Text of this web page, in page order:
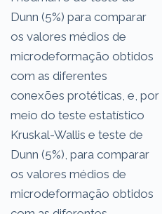
Dunn (5%) para comparar
os valores médios de
microdeformação obtidos
com as diferentes
conexões protéticas, e, por
meio do teste estatístico
Kruskal-Wallis e teste de
Dunn (5%), para comparar
os valores médios de
microdeformação obtidos